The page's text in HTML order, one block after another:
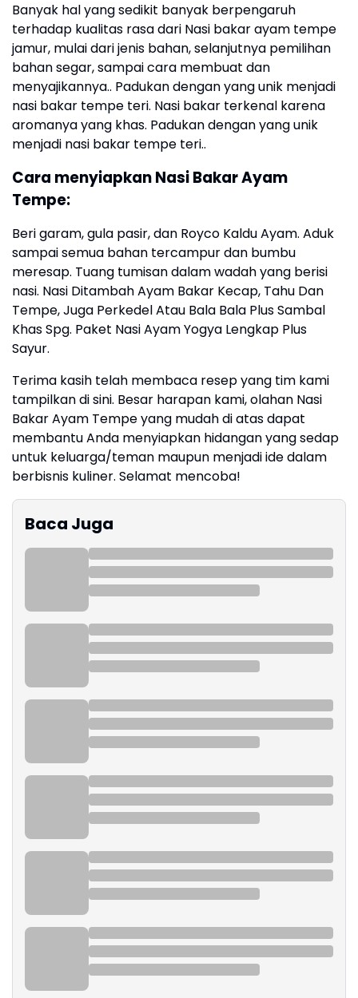
Banyak hal yang sedikit banyak berpengaruh
terhadap kualitas rasa dari Nasi bakar ayam tempe
jamur, mulai dari jenis bahan, selanjutnya pemilihan
bahan segar, sampai cara membuat dan
menyajikannya.. Padukan dengan yang unik menjadi
nasi bakar tempe teri. Nasi bakar terkenal karena
aromanya yang khas. Padukan dengan yang unik
menjadi nasi bakar tempe teri..
Cara menyiapkan Nasi Bakar Ayam
Tempe:
Beri garam, gula pasir, dan Royco Kaldu Ayam. Aduk
sampai semua bahan tercampur dan bumbu
meresap. Tuang tumisan dalam wadah yang berisi
nasi. Nasi Ditambah Ayam Bakar Kecap, Tahu Dan
Tempe, Juga Perkedel Atau Bala Bala Plus Sambal
Khas Spg. Paket Nasi Ayam Yogya Lengkap Plus
Sayur.
Terima kasih telah membaca resep yang tim kami
tampilkan di sini. Besar harapan kami, olahan Nasi
Bakar Ayam Tempe yang mudah di atas dapat
membantu Anda menyiapkan hidangan yang sedap
untuk keluarga/teman maupun menjadi ide dalam
berbisnis kuliner. Selamat mencoba!
Baca Juga